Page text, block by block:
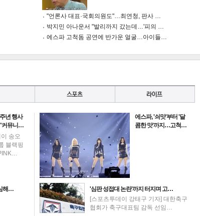
"언론사 대표·국회의원도"…최연청, 판사 …
박지민 아나운서 "발리까지 갔는데…'피의 …
에스파 고척돔 공연에 반가운 얼굴…아이들…
년 행사
커뮤니…
송오
블랙핑
해…
에스파, '쇠맛'부터 '달
콤한 맛'까지…고척…
'심판 성접대 논란'까지 터지며 고…
[스포츠투데이 강태구 기자] 대한축구
협회가 축구대표팀 감독 선임…